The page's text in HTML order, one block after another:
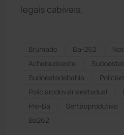
legais cabíveis.
Brumado Ba-262
Acheisudoeste
Sudoestedabahia
Políciarodoviáriaestadual
Pre-Ba
Sertãoprodutivo
Ba262